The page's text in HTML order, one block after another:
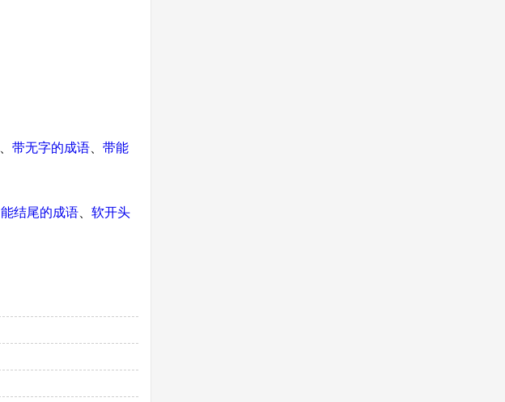
带无字的成语
带能
能结尾的成语
软开头